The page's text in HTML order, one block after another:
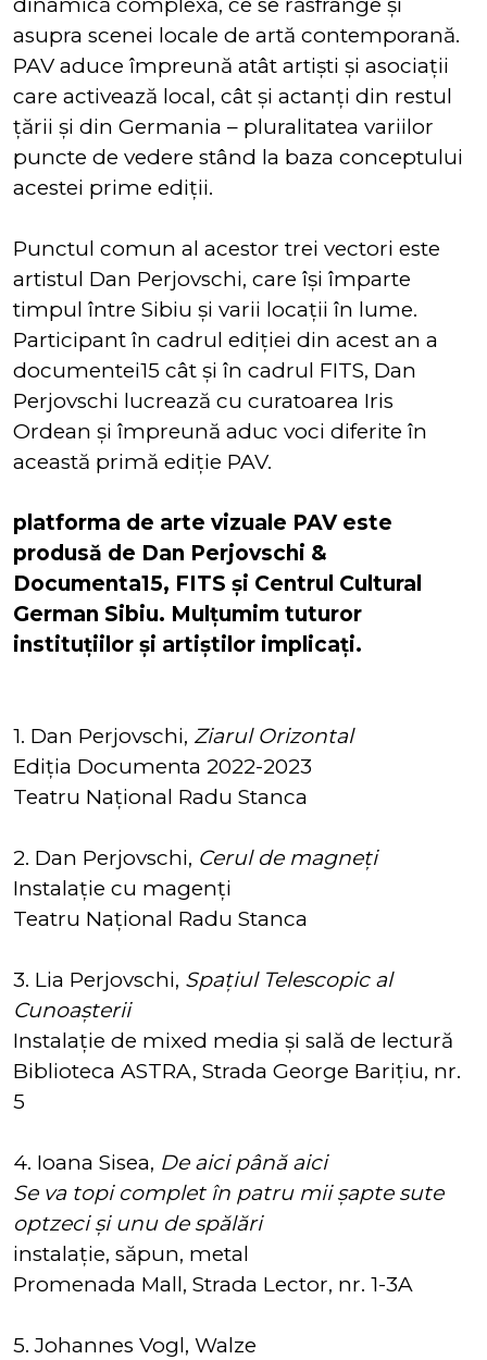
asupra scenei locale de artă contemporană.
PAV aduce împreună atât artiști și asociații
care activează local, cât și actanți din restul
țării și din Germania – pluralitatea variilor
puncte de vedere stând la baza conceptului
acestei prime ediții.
Punctul comun al acestor trei vectori este
artistul Dan Perjovschi, care își împarte
timpul între Sibiu și varii locații în lume.
Participant în cadrul ediției din acest an a
documentei15 cât și în cadrul FITS, Dan
Perjovschi lucrează cu curatoarea Iris
Ordean și împreună aduc voci diferite în
această primă ediție PAV.
platforma de arte vizuale PAV este
produsă de Dan Perjovschi &
Documenta15, FITS și Centrul Cultural
German Sibiu. Mulțumim tuturor
instituțiilor și artiștilor implicați.
1. Dan Perjovschi, Ziarul Orizontal
Ediția Documenta 2022-2023
Teatru Național Radu Stanca
2. Dan Perjovschi, Cerul de magneți
Instalație cu magenți
Teatru Național Radu Stanca
3. Lia Perjovschi, Spațiul Telescopic al
Cunoașterii
Instalație de mixed media și sală de lectură
Biblioteca ASTRA, Strada George Barițiu, nr.
5
4. Ioana Sisea, De aici până aici
Se va topi complet în patru mii șapte sute
optzeci și unu de spălări
instalație, săpun, metal
Promenada Mall, Strada Lector, nr. 1-3A
5. Johannes Vogl, Walze